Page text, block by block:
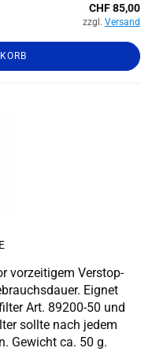
CHF 85,00
zzgl. Versand
vor­zei­ti­gem Ver­stop­
Eig­net
Art. 89200-​50 und
soll­te nach jedem
Ge­wicht ca. 50 g.